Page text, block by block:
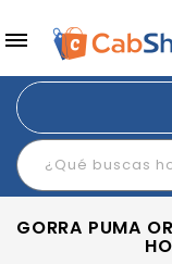
GORRA PUMA